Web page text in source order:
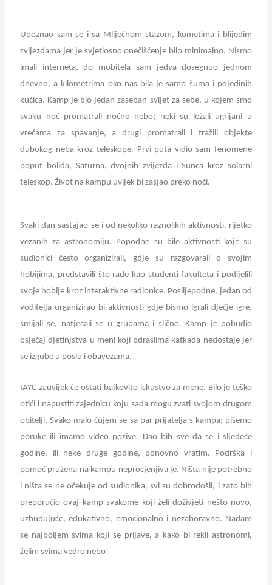
Upoznao sam se i sa Mliječnom stazom, kometima i blijedim
zvijezdama jer je svjetlosno onečišćenje bilo minimalno. Nismo
imali interneta, do mobitela sam jedva dosegnuo jednom
dnevno, a kilometrima oko nas bila je samo šuma i pojedinih
kućica. Kamp je bio jedan zaseban svijet za sebe, u kojem smo
svaku noć promatrali noćno nebo; neki su ležali ugrijani u
vrećama za spavanje, a drugi promatrali i tražili objekte
dubokog neba kroz teleskope. Prvi puta vidio sam fenomene
poput bolida, Saturna, dvojnih zvijezda i Sunca kroz solarni
teleskop. Život na kampu uvijek bi zasjao preko noći.
Svaki dan sastajao se i od nekoliko raznolikih aktivnosti, rijetko
vezanih za astronomiju. Popodne su bile aktivnosti koje su
sudionici često organizirali, gdje su razgovarali o svojim
hobijima, predstavili što rade kao studenti fakulteta i podijelili
svoje hobije kroz interaktivne radionice. Poslijepodne, jedan od
voditelja organizirao bi aktivnosti gdje bismo igrali dječje igre,
smijali se, natjecali se u grupama i slično. Kamp je pobudio
osjećaj djetinjstva u meni koji odraslima katkada nedostaje jer
se izgube u poslu i obavezama.
IAYC zauvijek će ostati bajkovito iskustvo za mene. Bilo je teško
otići i napustiti zajednicu koju sada mogu zvati svojom drugom
obitelji. Svako malo čujem se sa par prijatelja s kampa; pišemo
poruke ili imamo video pozive. Dao bih sve da se i sljedeće
godine, ili neke druge godine, ponovno vratim. Podrška i
pomoć pružena na kampu neprocjenjiva je. Ništa nije potrebno
i ništa se ne očekuje od sudionika, svi su dobrodošli, i zato bih
preporučio ovaj kamp svakome koji želi doživjeti nešto novo,
uzbuđujuće, edukativno, emocionalno i nezaboravno. Nadam
se najboljem svima koji se prijave, a kako bi rekli astronomi,
želim svima vedro nebo!